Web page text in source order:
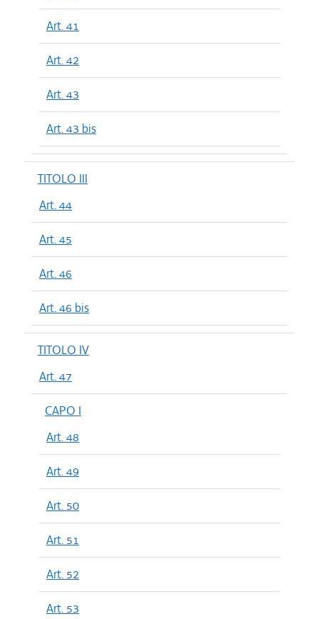
Art. 41
Art. 42
Art. 43
Art. 43 bis
TITOLO III
Art. 44
Art. 45
Art. 46
Art. 46 bis
TITOLO IV
Art. 47
CAPO I
Art. 48
Art. 49
Art. 50
Art. 51
Art. 52
Art. 53